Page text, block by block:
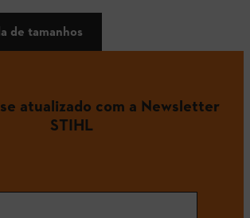
de tamanhos
atualizado com a Newsletter
STIHL